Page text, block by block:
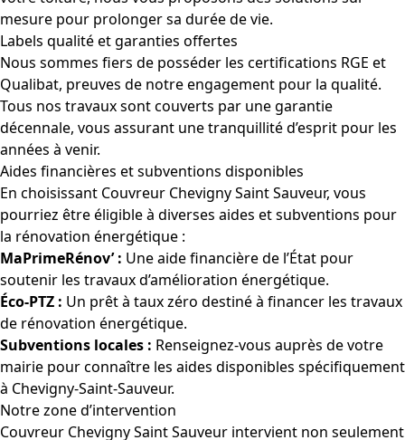
mesure pour prolonger sa durée de vie.
Labels qualité et garanties offertes
Nous sommes fiers de posséder les certifications RGE et
Qualibat, preuves de notre engagement pour la qualité.
Tous nos travaux sont couverts par une garantie
décennale, vous assurant une tranquillité d’esprit pour les
années à venir.
Aides financières et subventions disponibles
En choisissant Couvreur Chevigny Saint Sauveur, vous
pourriez être éligible à diverses aides et subventions pour
la rénovation énergétique :
MaPrimeRénov’ : Une aide financière de l’État pour
soutenir les travaux d’amélioration énergétique.
Éco-PTZ : Un prêt à taux zéro destiné à financer les travaux
de rénovation énergétique.
Subventions locales : Renseignez-vous auprès de votre
mairie pour connaître les aides disponibles spécifiquement
à Chevigny-Saint-Sauveur.
Notre zone d’intervention
Couvreur Chevigny Saint Sauveur intervient non seulement